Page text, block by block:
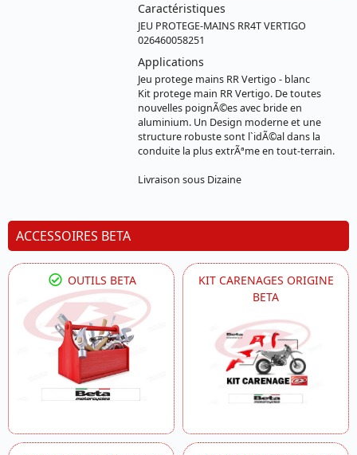
Caractéristiques
JEU PROTEGE-MAINS RR4T VERTIGO
026460058251
Applications
Jeu protege mains RR Vertigo - blanc
Kit protege main RR Vertigo. De toutes
nouvelles poignÃ©es avec bride en
aluminium. Un Design moderne et une
structure robuste sont l`idÃ©al dans la
conduite la plus extrÃªme en tout-terrain.
Livraison sous Dizaine
ACCESSOIRES BETA
OUTILS BETA
KIT CARENAGES ORIGINE
BETA